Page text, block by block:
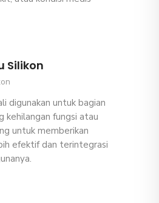
Silikon
digunakan untuk bagian
kehilangan fungsi atau
untuk memberikan
efektif dan terintegrasi